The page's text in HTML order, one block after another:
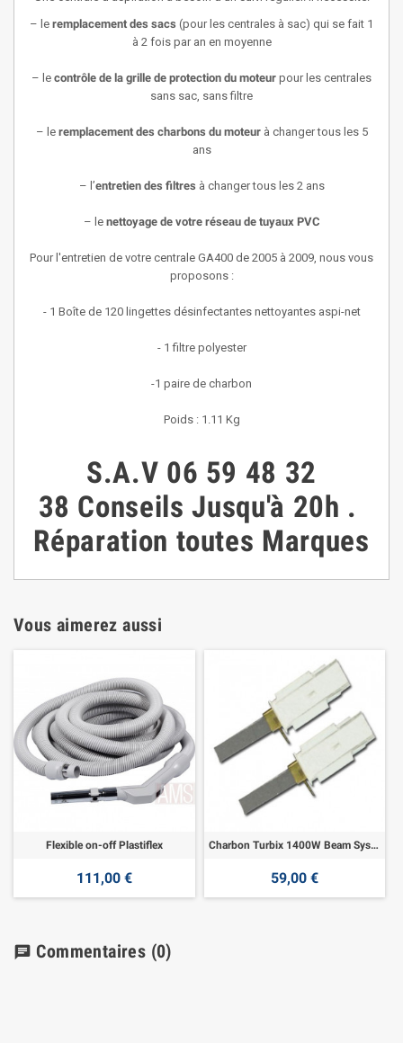
– le remplacement des sacs (pour les centrales à sac) qui se fait 1
à 2 fois par an en moyenne
– le contrôle de la grille de protection du moteur pour les centrales
sans sac, sans filtre
– le remplacement des charbons du moteurà changer tous les 5
ans
– l’entretien des filtres à changer tous les 2 ans
– le nettoyage de votre réseau de tuyaux PVC
Pour l'entretien de votre centrale GA400 de 2005 à 2009, nous vous
proposons :
- 1 Boîte de 120 lingettes désinfectantes nettoyantes aspi-net
- 1 filtre polyester
-1 paire de charbon
Poids : 1.11 Kg
S.A.V 06 59 48 32
38 ConseilsJusqu'à 20h .
Réparation toutes Marques
Vous aimerez aussi
Flexible on-off Plastiflex
111,00 €
Charbon Turbix 1400W Beam System
59,00 €
chat Commentaires (0)